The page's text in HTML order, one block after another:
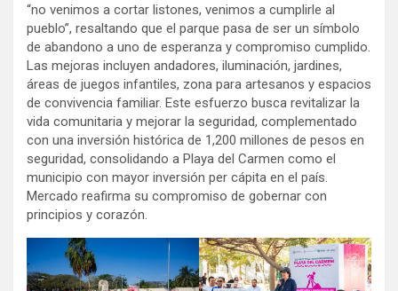
“no venimos a cortar listones, venimos a cumplirle al
pueblo”, resaltando que el parque pasa de ser un símbolo
de abandono a uno de esperanza y compromiso cumplido.
Las mejoras incluyen andadores, iluminación, jardines,
áreas de juegos infantiles, zona para artesanos y espacios
de convivencia familiar. Este esfuerzo busca revitalizar la
vida comunitaria y mejorar la seguridad, complementado
con una inversión histórica de 1,200 millones de pesos en
seguridad, consolidando a Playa del Carmen como el
municipio con mayor inversión per cápita en el país.
Mercado reafirma su compromiso de gobernar con
principios y corazón.